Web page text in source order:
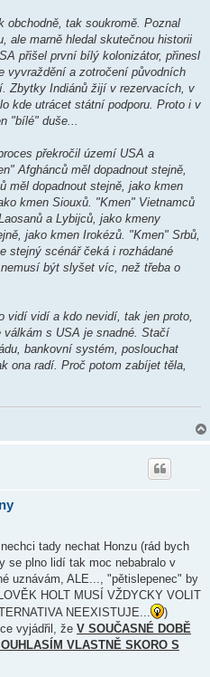
tak soukromě. Poznal
ale marně hledal skutečnou historii
přišel první bílý kolonizátor, přinesl
vyvraždění a zotročení původních
Zbytky Indiánů žijí v rezervacích, v
kde utrácet státní podporu. Proto i v
"bílé" duše...
překročil území USA a
Afghánců měl dopadnout stejně,
měl dopadnout stejně, jako kmen
kmen Siouxů. "Kmen" Vietnamců
a Lybijců, jako kmeny
jako kmen Irokézů. "Kmen" Srbů,
stejný scénář čeká i rozhádané
být slyšet víc, než třeba o
vidí vidí a kdo nevidí, tak jen proto,
s USA je snadné. Stačí
bankovní systém, poslouchat
ona radí. Proč potom zabíjet těla,
tady nechat Honzu (rád bych
se plno lidí tak moc nebabralo v
uznávám, ALE..., "pětislepenec" by
HOLT MUSÍ VŽDYCKY VOLIT
NEEXISTUJE...
)
vyjádřil, že V SOUČASNÉ DOBĚ
VLASTNĚ SKORO S